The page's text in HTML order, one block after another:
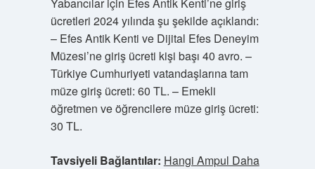
ücretleri 2024 yılında şu şekilde açıklandı:
– Efes Antik Kenti ve Dijital Efes Deneyim
Müzesi’ne giriş ücreti kişi başı 40 avro. –
Türkiye Cumhuriyeti vatandaşlarına tam
müze giriş ücreti: 60 TL. – Emekli
öğretmen ve öğrencilere müze giriş ücreti:
30 TL.
Tavsiyeli Bağlantılar: Hangi Ampul Daha